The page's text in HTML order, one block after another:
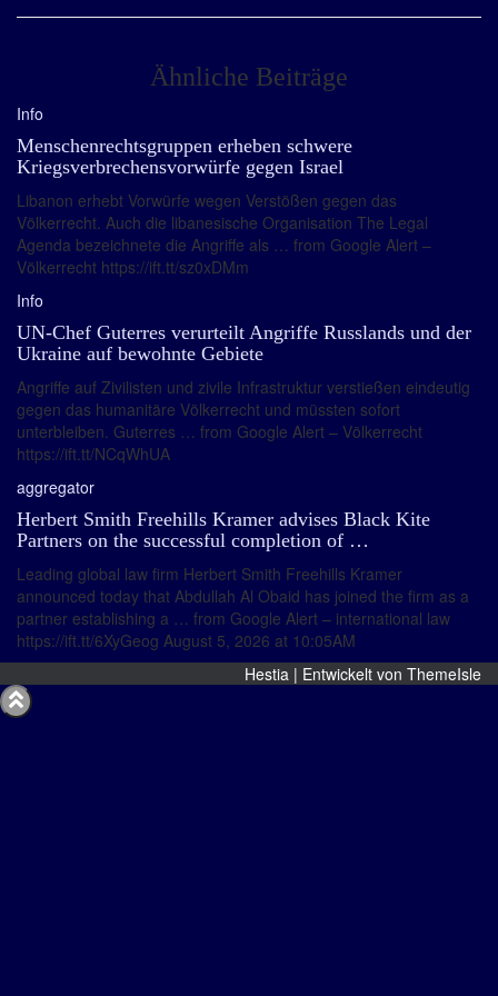
Ähnliche Beiträge
Info
Menschenrechtsgruppen erheben schwere
Kriegsverbrechensvorwürfe gegen Israel
Libanon erhebt Vorwürfe wegen Verstößen gegen das
Völkerrecht. Auch die libanesische Organisation The Legal
Agenda bezeichnete die Angriffe als … from Google Alert –
Völkerrecht https://ift.tt/sz0xDMm
Info
UN-Chef Guterres verurteilt Angriffe Russlands und der
Ukraine auf bewohnte Gebiete
Angriffe auf Zivilisten und zivile Infrastruktur verstießen eindeutig
gegen das humanitäre Völkerrecht und müssten sofort
unterbleiben. Guterres … from Google Alert – Völkerrecht
https://ift.tt/NCqWhUA
aggregator
Herbert Smith Freehills Kramer advises Black Kite
Partners on the successful completion of …
Leading global law firm Herbert Smith Freehills Kramer
announced today that Abdullah Al Obaid has joined the firm as a
partner establishing a … from Google Alert – international law
https://ift.tt/6XyGeog August 5, 2026 at 10:05AM
Hestia | Entwickelt von ThemeIsle